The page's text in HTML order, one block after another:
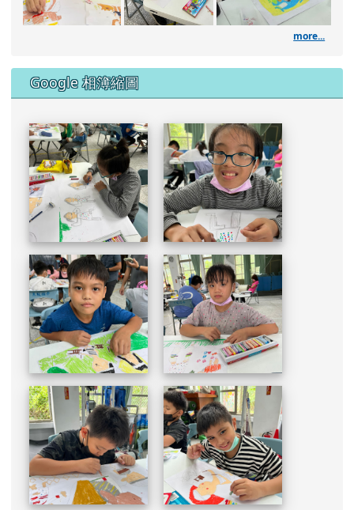
DSC_1957.JPG
DSC_1953.JPG
DSC_1951.JPG
DSC_1949.JPG
more...
Google 相簿縮圖